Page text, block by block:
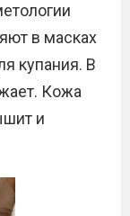
в масках
купания. В
Кожа
и